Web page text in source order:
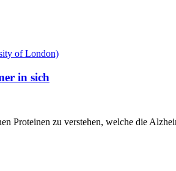
in sich
Proteinen zu verstehen, welche die